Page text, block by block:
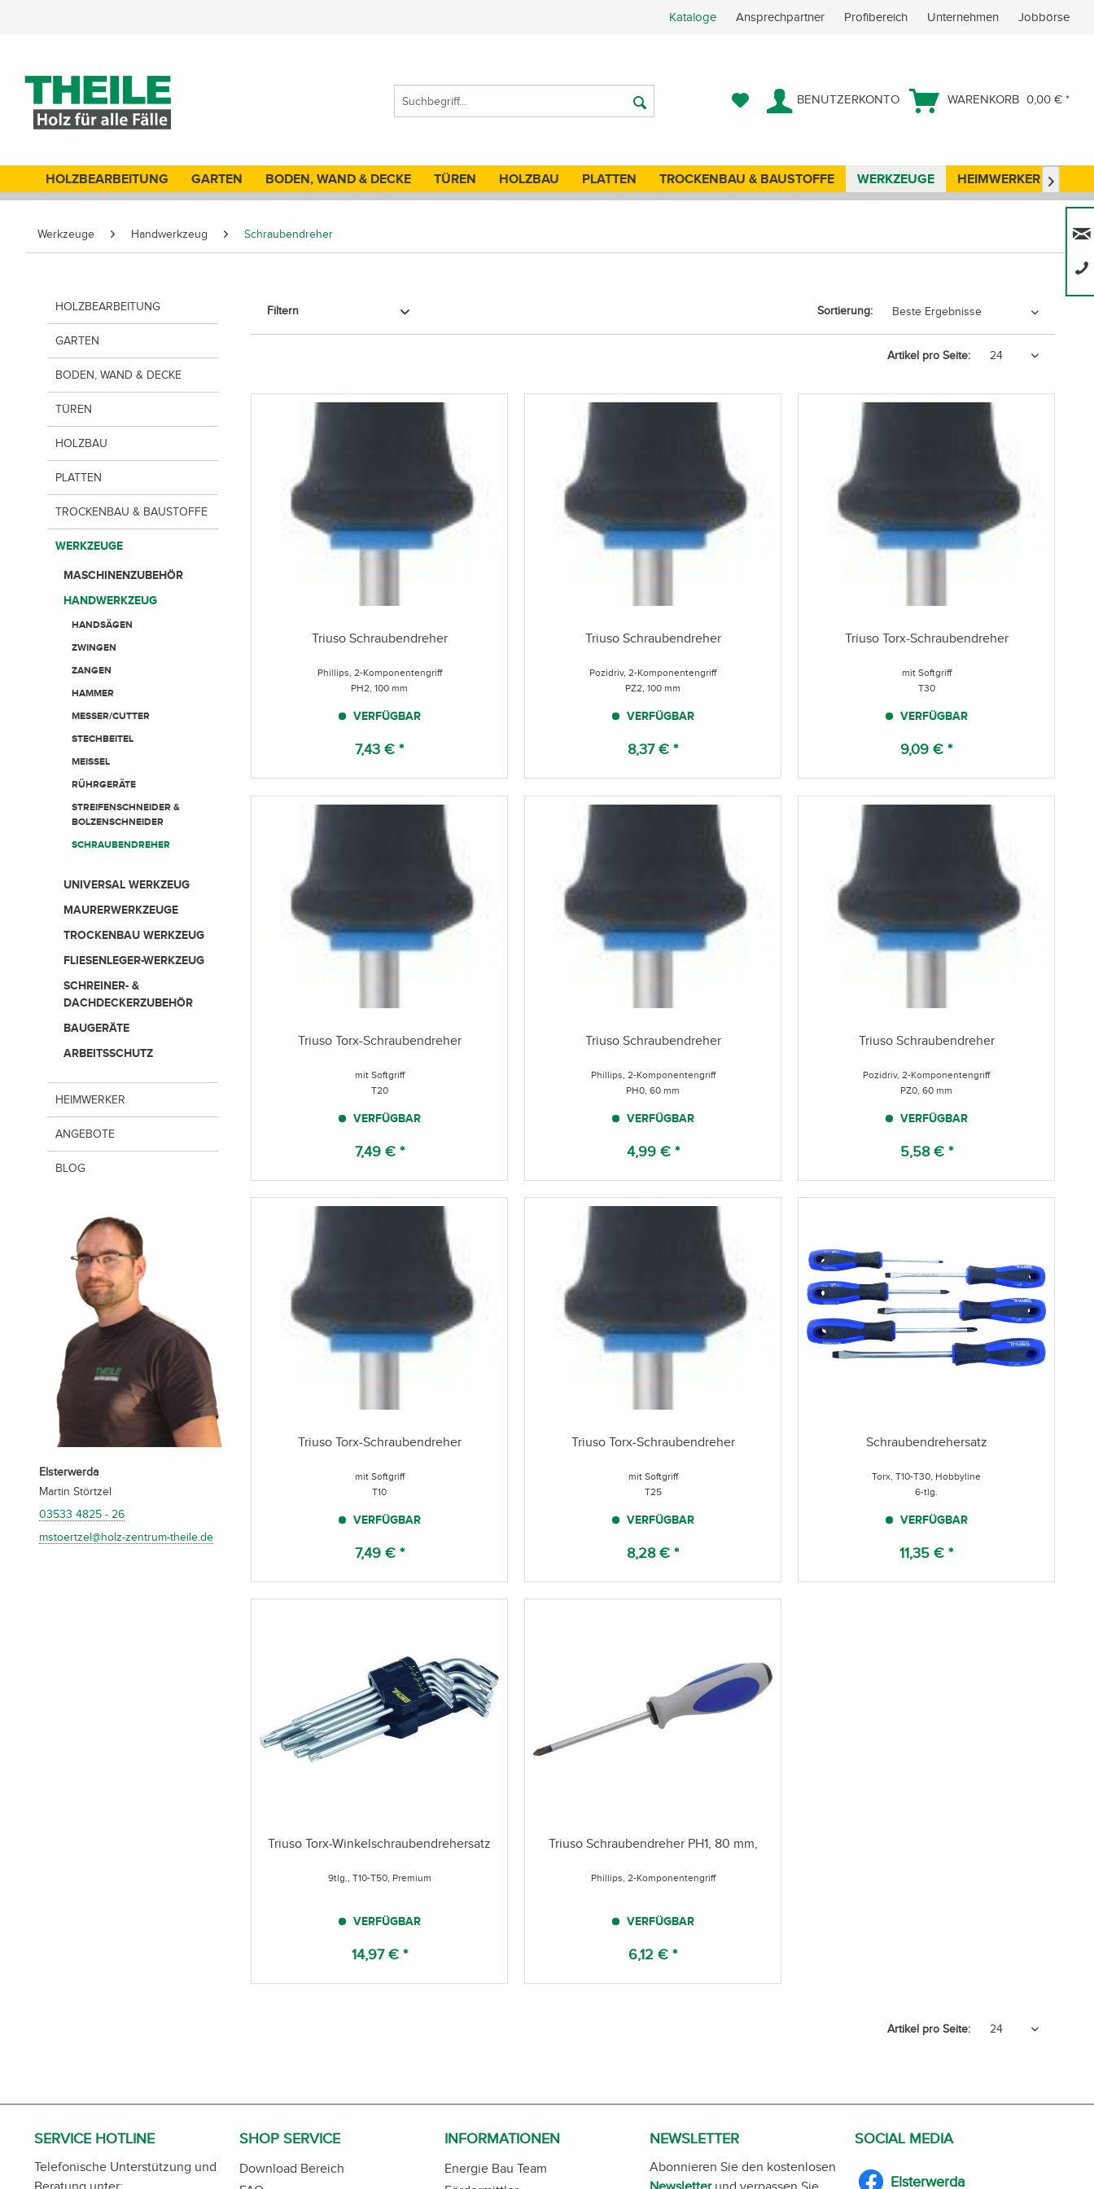
Kataloge Ansprechpartner Profibereich Unternehmen Jobbörse
BENUTZERKONTO WARENKORB 0,00 € *
HOLZBEARBEITUNG GARTEN BODEN, WAND & DECKE TÜREN HOLZBAU PLATTEN TROCKENBAU & BAUSTOFFE WERKZEUGE HEIMWERKER 
Werkzeuge Handwerkzeug Schraubendreher
HOLZBEARBEITUNG
GARTEN
BODEN, WAND & DECKE
TÜREN
HOLZBAU
PLATTEN
TROCKENBAU & BAUSTOFFE
WERKZEUGE
MASCHINENZUBEHÖR
HANDWERKZEUG
HANDSÄGEN
ZWINGEN
ZANGEN
HAMMER
MESSER/CUTTER
STECHBEITEL
MEISSEL
RÜHRGERÄTE
STREIFENSCHNEIDER &
BOLZENSCHNEIDER
SCHRAUBENDREHER
UNIVERSAL WERKZEUG
MAURERWERKZEUGE
TROCKENBAU WERKZEUG
FLIESENLEGER-WERKZEUG
SCHREINER- &
DACHDECKERZUBEHÖR
BAUGERÄTE
ARBEITSSCHUTZ
HEIMWERKER
ANGEBOTE
BLOG
Elsterwerda
Martin Störtzel
03533 4825 - 26
mstoertzel@holz-zentrum-theile.de
Filtern Sortierung:
Artikel pro Seite:
Triuso Schraubendreher
Phillips, 2-Komponentengriff
PH2, 100 mm
VERFÜGBAR
7,43 € *
Triuso Schraubendreher
Pozidriv, 2-Komponentengriff
PZ2, 100 mm
VERFÜGBAR
8,37 € *
Triuso Torx-Schraubendreher
mit Softgriff
T30
VERFÜGBAR
9,09 € *
Triuso Torx-Schraubendreher
mit Softgriff
T20
VERFÜGBAR
7,49 € *
Triuso Schraubendreher
Phillips, 2-Komponentengriff
PH0, 60 mm
VERFÜGBAR
4,99 € *
Triuso Schraubendreher
Pozidriv, 2-Komponentengriff
PZ0, 60 mm
VERFÜGBAR
5,58 € *
Triuso Torx-Schraubendreher
mit Softgriff
T10
VERFÜGBAR
7,49 € *
Triuso Torx-Schraubendreher
mit Softgriff
T25
VERFÜGBAR
8,28 € *
Schraubendrehersatz
Torx, T10-T30, Hobbyline
6-tlg.
VERFÜGBAR
11,35 € *
Triuso Torx-Winkelschraubendrehersatz
9tlg., T10-T50, Premium
VERFÜGBAR
14,97 € *
Triuso Schraubendreher PH1, 80 mm,
Phillips, 2-Komponentengriff
VERFÜGBAR
6,12 € *
Artikel pro Seite:
SERVICE HOTLINE
Telefonische Unterstützung und
Beratung unter:
SHOP SERVICE
Download Bereich
INFORMATIONEN
Energie Bau Team
NEWSLETTER
Abonnieren Sie den kostenlosen
Newsletterund verpassen Sie
SOCIAL MEDIA
Elsterwerda